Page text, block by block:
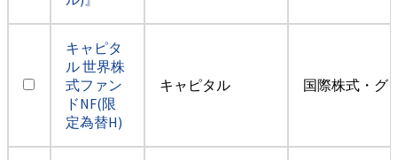
キャピタ
ル 世界株
式ファン
ドNF(限
定為替H)
キャピタル 国際株式・グ